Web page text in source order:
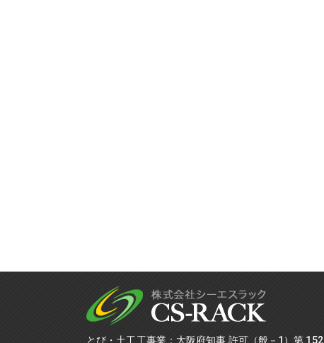
とび・土工工事業：大阪府知事 許可（般－1）第